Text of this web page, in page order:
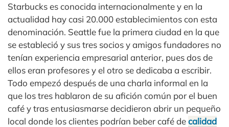
Starbucks es conocida internacionalmente y en la
actualidad hay casi 20.000 establecimientos con esta
denominación. Seattle fue la primera ciudad en la que
se estableció y sus tres socios y amigos fundadores no
tenían experiencia empresarial anterior, pues dos de
ellos eran profesores y el otro se dedicaba a escribir.
Todo empezó después de una charla informal en la
que los tres hablaron de su afición común por el buen
café y tras entusiasmarse decidieron abrir un pequeño
local donde los clientes podrían beber café decalidad